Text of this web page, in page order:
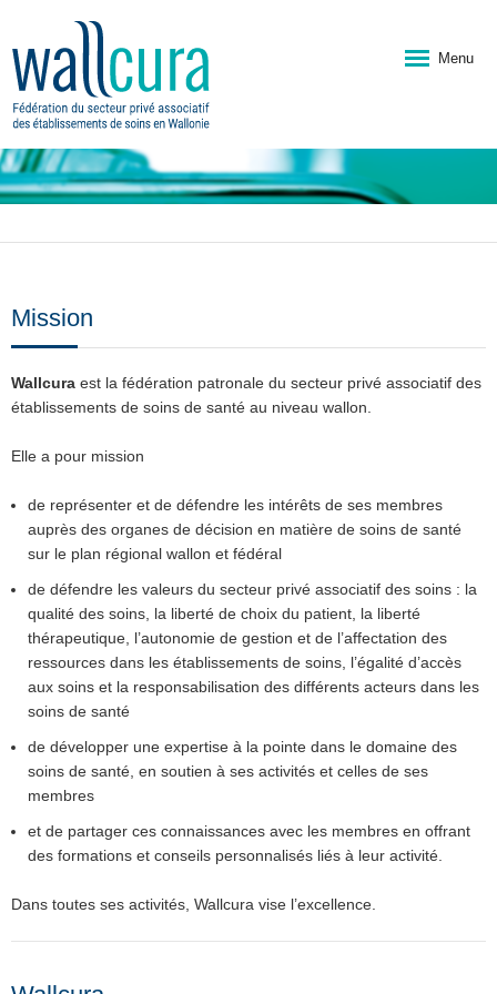
Menu
Mission
Wallcura est la fédération patronale du secteur privé associatif des
établissements de soins de santé au niveau wallon.
Elle a pour mission
de représenter et de défendre les intérêts de ses membres
auprès des organes de décision en matière de soins de santé
sur le plan régional wallon et fédéral
de défendre les valeurs du secteur privé associatif des soins : la
qualité des soins, la liberté de choix du patient, la liberté
thérapeutique, l’autonomie de gestion et de l’affectation des
ressources dans les établissements de soins, l’égalité d’accès
aux soins et la responsabilisation des différents acteurs dans les
soins de santé
de développer une expertise à la pointe dans le domaine des
soins de santé, en soutien à ses activités et celles de ses
membres
et de partager ces connaissances avec les membres en offrant
des formations et conseils personnalisés liés à leur activité.
Dans toutes ses activités, Wallcura vise l’excellence.